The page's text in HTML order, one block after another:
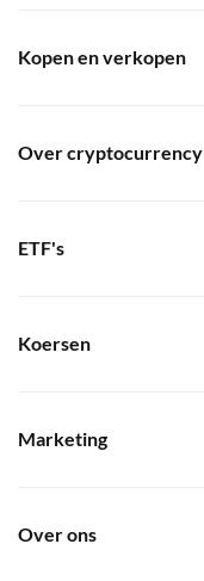
Kopen en verkopen
Over cryptocurrency
ETF's
Koersen
Marketing
Over ons